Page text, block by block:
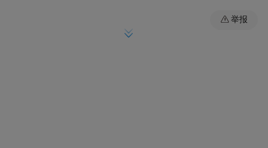
出了不同的答案：聂海胜最想吃襄阳的牛杂
举报